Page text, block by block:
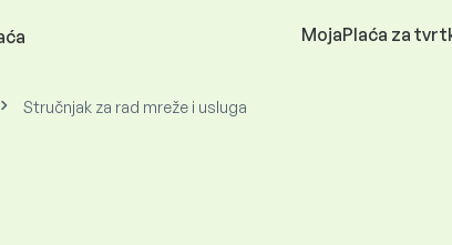
MojaPlaća za
Stručnjak za rad mreže i usluga